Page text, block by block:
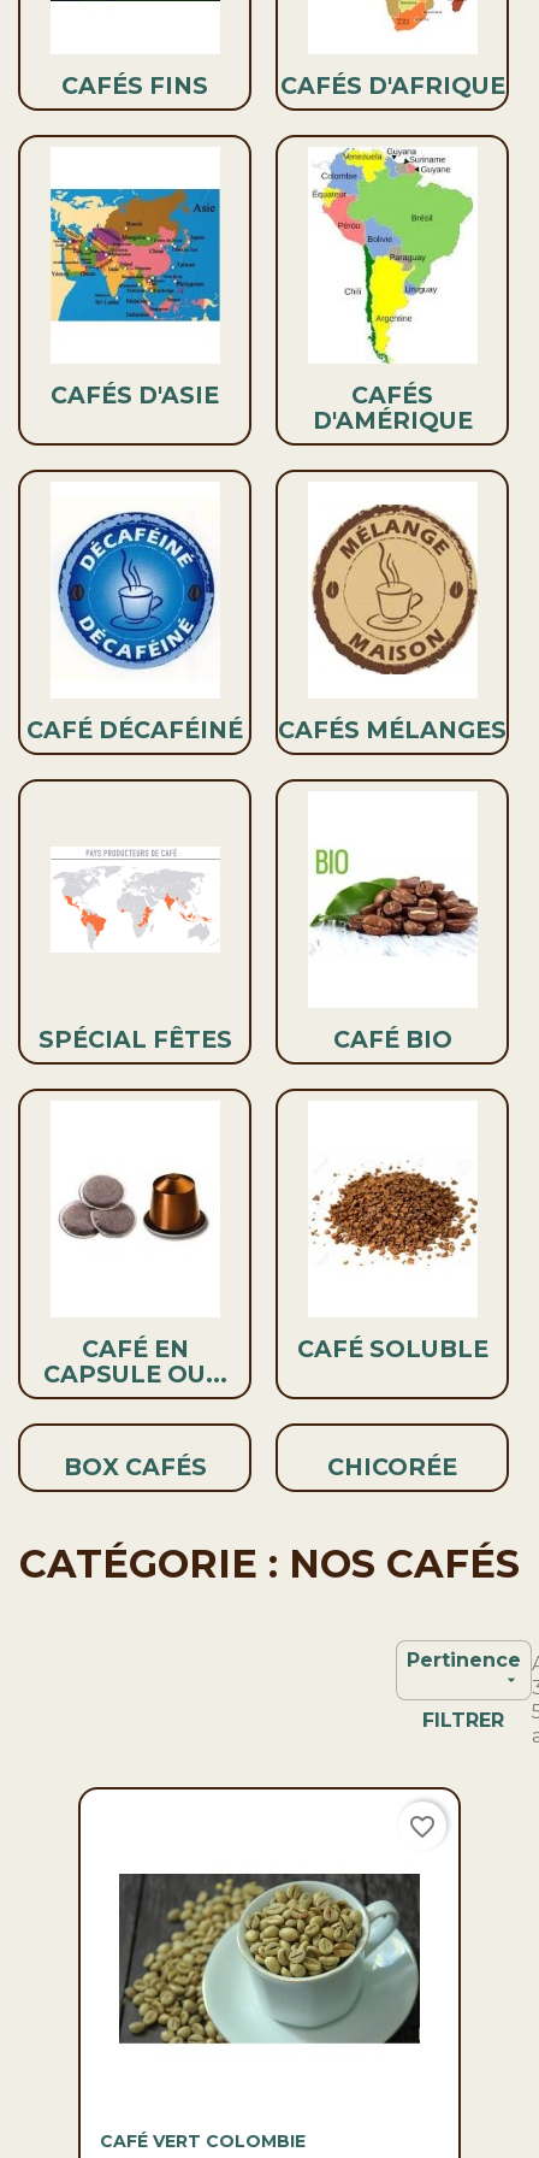
CAFÉS FINS CAFÉS D'AFRIQUE
CAFÉS D'ASIE
CAFÉS
D'AMÉRIQUE
CAFÉ DÉCAFÉINÉ CAFÉS MÉLANGES
SPÉCIAL FÊTES CAFÉ BIO
CAFÉ EN
CAPSULE OU...
CAFÉ SOLUBLE
BOX CAFÉS CHICORÉE
CATÉGORIE : NOS CAFÉS
Pertinence

FILTRER
CAFÉ VERT COLOMBIE
favorite_border